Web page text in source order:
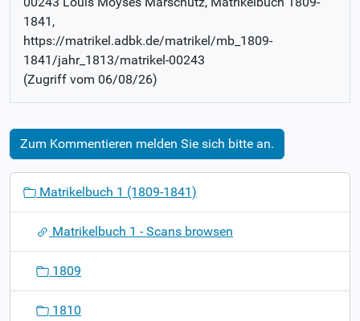
1841 ,
https://matrikel.adbk.de/matrikel/mb_1809-
1841/jahr_1813/matrikel-00243
(Zugriff vom 06/08/26)
Zum Kommentieren melden Sie sich bitte an.
Matrikelbuch 1 (1809-1841)
Matrikelbuch 1 - Scans browsen
1809
1810